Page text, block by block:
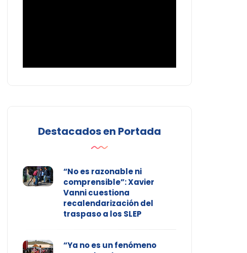
Destacados en Portada
“No es razonable ni
comprensible”: Xavier
Vanni cuestiona
recalendarización del
traspaso a los SLEP
“Ya no es un fenómeno